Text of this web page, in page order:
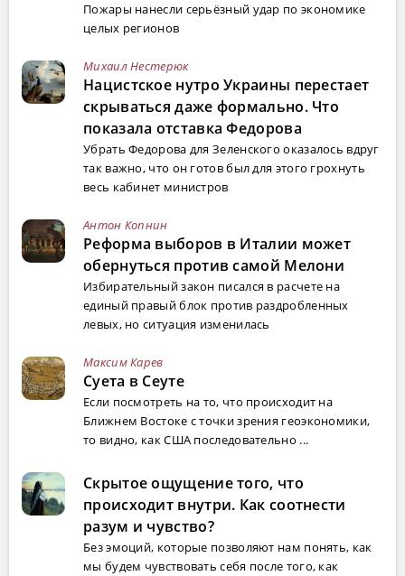
Пожары нанесли серьёзный удар по экономике
целых регионов
Михаил Нестерюк
Нацистское нутро Украины перестает
скрываться даже формально. Что
показала отставка Федорова
Убрать Федорова для Зеленского оказалось вдруг
так важно, что он готов был для этого грохнуть
весь кабинет министров
Антон Копнин
Реформа выборов в Италии может
обернуться против самой Мелони
Избирательный закон писался в расчете на
единый правый блок против раздробленных
левых, но ситуация изменилась
Максим Карев
Суета в Сеуте
Если посмотреть на то, что происходит на
Ближнем Востоке с точки зрения геоэкономики,
то видно, как США последовательно ...
Скрытое ощущение того, что
происходит внутри. Как соотнести
разум и чувство?
Без эмоций, которые позволяют нам понять, как
мы будем чувствовать себя после того, как